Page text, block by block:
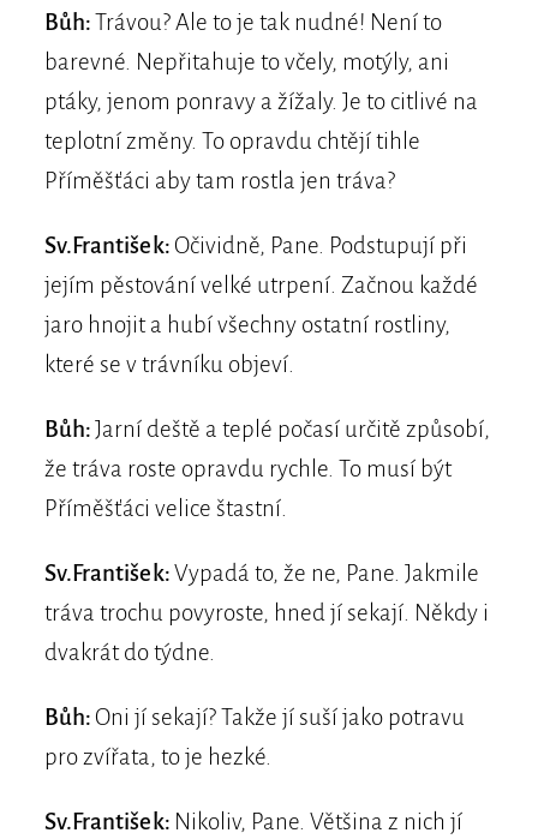
Bůh:Trávou? Ale to je tak nudné! Není to
barevné. Nepřitahuje to včely, motýly, ani
ptáky, jenom ponravy a žížaly. Je to citlivé na
teplotní změny. To opravdu chtějí tihle
Příměšťáci aby tam rostla jen tráva?
Sv.František: Očividně, Pane. Podstupují při
jejím pěstování velké utrpení. Začnou každé
jaro hnojit a hubí všechny ostatní rostliny,
které se v trávníku objeví.
Bůh:Jarní deště a teplé počasí určitě způsobí,
že tráva roste opravdu rychle. To musí být
Příměšťáci velice štastní.
Sv.František:Vypadá to, že ne, Pane. Jakmile
tráva trochu povyroste, hned jí sekají. Někdy i
dvakrát do týdne.
Bůh: Oni jí sekají? Takže jí suší jako potravu
pro zvířata, to je hezké.
Sv.František: Nikoliv, Pane. Většina z nich jí